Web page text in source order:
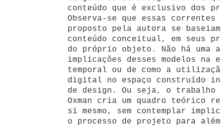
conteúdo que é exclusivo dos
Observa-se que essas
proposto pela autora se
conteúdo conceitual, em seus
do próprio objeto. Não há uma
implicações desses modelos na
temporal ou de como a
digital no espaço construído
de design. Ou seja, o trabalho
Oxman cria um quadro teórico
si mesmo, sem contemplar
o processo de projeto para